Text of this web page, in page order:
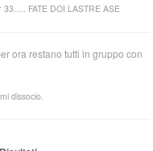
FATE DOI LASTRE ASE
ora restano tutti in gruppo con
dissocio.